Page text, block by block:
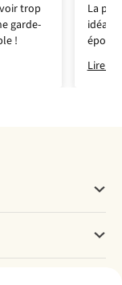
trop
garde-
!
La
idéal
Lire la